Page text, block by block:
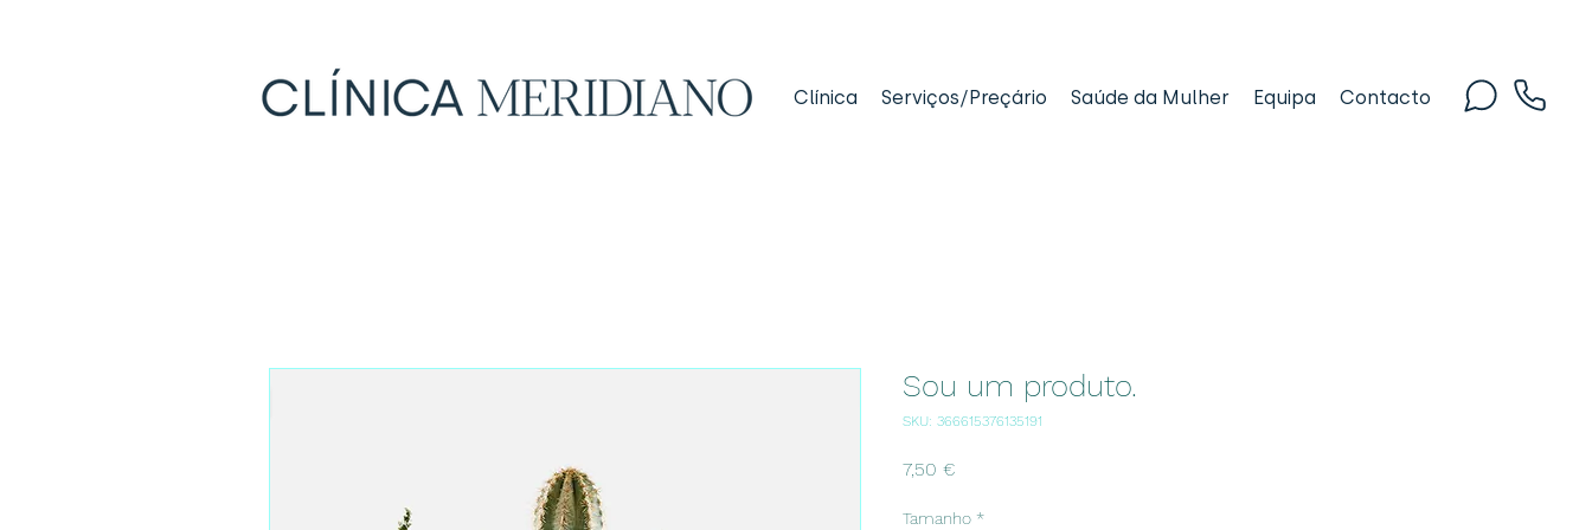
Clínica Serviços/Preçário Saúde da Mulher Equipa Contacto
Sou um produto.
SKU: 366615376135191
7,50 €
Tamanho *